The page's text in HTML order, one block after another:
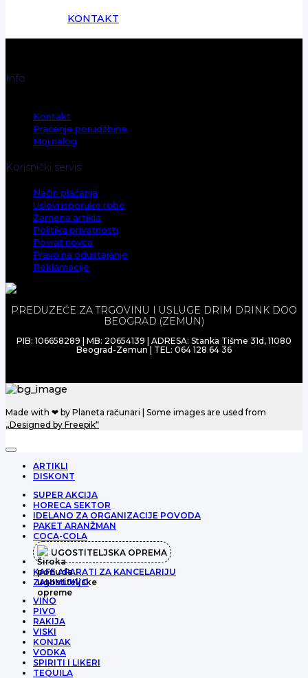
KONTAKT
Info
Kontakt
Praćenje porudžbine
Moj nalog
Korisnički servis
Način plaćanja
Uslovi isporuke robe
Zamena artikla
Politika privatnosti
Povrat novca
Pravo na odustajanje
Reklamacije
PREDUZEĆE ZA TRGOVINU I USLUGE DRIM DRINK DOO
BEOGRAD (ZEMUN)
PIB: 106658289 | MB: 20654139 | ADRESA: Stanka Tišme 31d, 11080
Beograd-Zemun | TEL: 064 128 64 36
Made with ❤ by Planeta računari | Some images are used from
„Designed by Freepik“
ARTIKLI
DISKONT
SUPER AKCIJA
HORECA SEKTOR
IDELANO ZA ORGANIZACIJE POVODA
PAKET ARANŽMAN
COCA-COLA
UGOSTITELJSKA OPREMA
KAFE APARATI ZA KANCELARIJU
ZANIMLJIVO
VINO
PIVO
RAKIJA
VISKI
KONJAK
VODKA
SPIRITI I LIKERI
TEQUILA